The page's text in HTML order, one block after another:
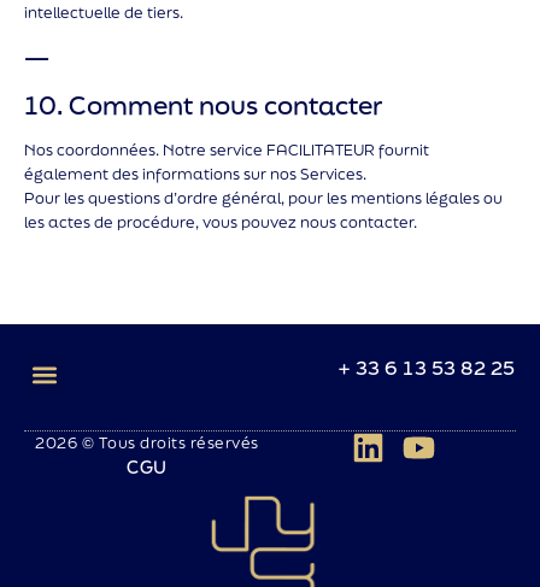
intellectuelle de tiers.
—
10. Comment nous contacter
Nos coordonnées. Notre service FACILITATEUR fournit
également des informations sur nos Services.
Pour les questions d’ordre général, pour les mentions légales ou
les actes de procédure, vous pouvez nous contacter.
+ 33 6 13 53 82 25
2026 © Tous droits réservés
CGU